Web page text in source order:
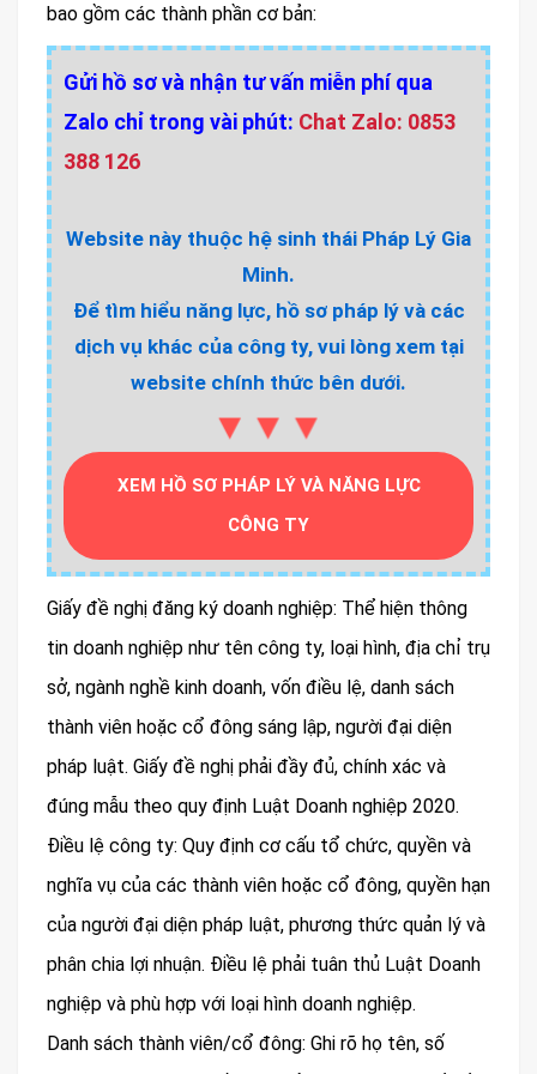
bao gồm các thành phần cơ bản:
Gửi hồ sơ và nhận tư vấn miễn phí qua
Zalo chỉ trong vài phút: Chat Zalo: 0853
388 126
Website này thuộc hệ sinh thái Pháp Lý Gia
Minh.
Để tìm hiểu năng lực, hồ sơ pháp lý và các
dịch vụ khác của công ty, vui lòng xem tại
website chính thức bên dưới.
▼▼▼
XEM HỒ SƠ PHÁP LÝ VÀ NĂNG LỰC
CÔNG TY
Giấy đề nghị đăng ký doanh nghiệp: Thể hiện thông
tin doanh nghiệp như tên công ty, loại hình, địa chỉ trụ
sở, ngành nghề kinh doanh, vốn điều lệ, danh sách
thành viên hoặc cổ đông sáng lập, người đại diện
pháp luật. Giấy đề nghị phải đầy đủ, chính xác và
đúng mẫu theo quy định Luật Doanh nghiệp 2020.
Điều lệ công ty: Quy định cơ cấu tổ chức, quyền và
nghĩa vụ của các thành viên hoặc cổ đông, quyền hạn
của người đại diện pháp luật, phương thức quản lý và
phân chia lợi nhuận. Điều lệ phải tuân thủ Luật Doanh
nghiệp và phù hợp với loại hình doanh nghiệp.
Danh sách thành viên/cổ đông: Ghi rõ họ tên, số